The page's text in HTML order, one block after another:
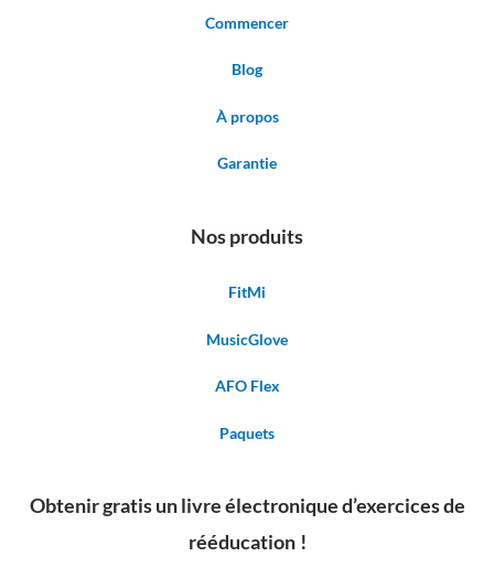
Commencer
Blog
À propos
Garantie
Nos produits
FitMi
MusicGlove
AFO Flex
Paquets
Obtenir gratis un livre électronique d’exercices de
rééducation !